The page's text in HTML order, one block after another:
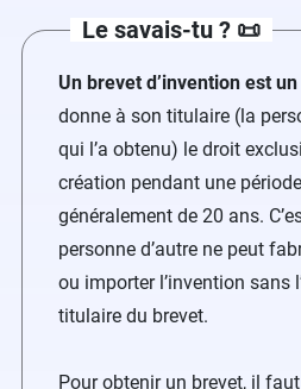
Le savais-tu ? 📜
Un brevet d’invention est
donne à son titulaire (la
qui l’a obtenu) le droit
création pendant une
généralement de 20 ans.
personne d’autre ne peut
ou importer l’invention sans
titulaire du brevet.
Pour obtenir un brevet, il